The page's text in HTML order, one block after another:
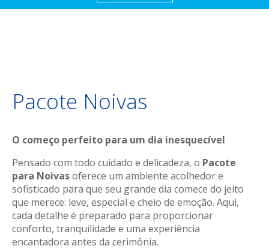
Pacote Noivas
O começo perfeito para um dia inesquecível
Pensado com todo cuidado e delicadeza, o Pacote
para Noivasoferece um ambiente acolhedor e
sofisticado para que seu grande dia comece do jeito
que merece: leve, especial e cheio de emoção. Aqui,
cada detalhe é preparado para proporcionar
conforto, tranquilidade e uma experiência
encantadora antes da cerimônia.